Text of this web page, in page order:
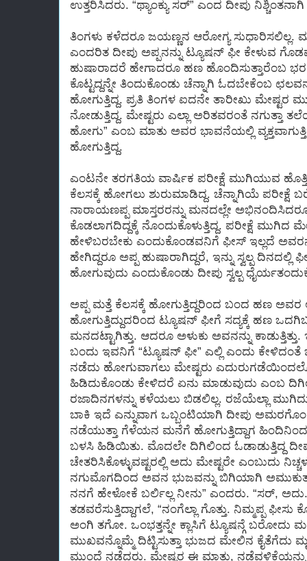
ಉತ್ತರಿಸಿದರು. “ಥ್ಯಾಂಕ್ಯು ಸರ್” ಎಂದ ದೀಪು
ತಿಂಗಳು ಕಳೆದರೂ ಜಯಣ್ಣನ ಆರೋಗ್ಯ ಸುಧಾರಿಸಲಿಲ್ಲ.
ಎಂದರಿತ ದೀಪು ಅಪ್ಪನನ್ನು ಟ್ಯೂಷನ್ ಫೀ ಕೇಳುವ
ಹುಷಾರಾದರೆ ಹೇಗಾದರೂ ಹಣ ಹೊಂದಿಸುತ್ತಾರೆಂಬ
ಕೊಟ್ಟದ್ದನ್ನೇ ತಿಂದುಕೊಂಡು ಚೆನ್ನಾಗಿ ಓದಬೇಕೆಂಬ
ಹೋಗುತ್ತಿದ್ದ. ಪ್ರತಿ ತಿಂಗಳ ಐದನೇ ತಾರೀಖು
ನೋಡುತ್ತಿದ್ದ. ಮೇಷ್ಟರು ಎಲ್ಲಾ ಅರಿತವರಂತೆ ನಗುತ್ತಾ
ಹೋಗು” ಎಂಬ ಮಾತು ಅವರ ಭಾವನೆಯಲ್ಲಿ
ಹೋಗುತ್ತಿದ್ದ.
ಎಂಟನೇ ತರಗತಿಯ ವಾರ್ಷಿಕ ಪರೀಕ್ಷೆ ಮುಗಿಯುವ
ಕೆಲಸಕ್ಕೆ ಹೋಗಲು ಶುರುಮಾಡಿದ್ದ. ಚೆನ್ನಾಗಿಯೆ ಪರೀಕ್ಷೆ
ನಾರಾಯಣಪ್ಪ ಮಾಸ್ತರರನ್ನು ಮನದಲ್ಲೇ
ಕೊಡಲಾಗದಿದ್ದಕ್ಕೆ ನೊಂದುಕೊಳುತ್ತಿದ್ದ. ಪರೀಕ್ಷೆ ಮುಗಿದ
ಹೇಳಿಬರಬೇಕು ಎಂದುಕೊಂಡವನಿಗೆ ಫೀಸ್ ಇಲ್ಲದೆ
ಹೇಗಿದ್ದರೂ ಅಪ್ಪ ಹುಷಾರಾಗಿದ್ದರೆ, ಇನ್ನು ಸ್ವಲ್ಪ ದಿನದಲ್ಲಿ
ಹೋಗುವುದು ಎಂದುಕೊಂಡು ದೀಪು ಸ್ವಲ್ಪ
ಅಪ್ಪ ಮತ್ತೆ ಕೆಲಸಕ್ಕೆ ಹೋಗುತ್ತಿದ್ದರಿಂದ ಬಂದ ಹಣ
ಹೋಗುತ್ತಿದ್ದುದರಿಂದ ಟ್ಯೂಷನ್ ಫೀಗೆ ಸದ್ಯಕ್ಕೆ ಹಣ
ಮನದಟ್ಟಾಗಿತ್ತು. ಆದರೂ ಅಳುಕು ಅವನನ್ನು
ಬಂದು ಇವನಿಗೆ “ಟ್ಯೂಷನ್ ಫೀ” ಎಲ್ಲಿ ಎಂದು ಕೇಳಿದಂತೆ
ನಡೆದು ಹೋಗುವಾಗಲು ಮೇಷ್ಟರು
ಹಿಡಿದುಕೊಂಡು ಕೇಳಿದರೆ ಏನು ಮಾಡುವುದು ಎಂಬ
ರಜಾದಿನಗಳನ್ನು ಕಳೆಯಲು ಬಿಡಲಿಲ್ಲ. ರಜೆಯೆಲ್ಲಾ
ಬಾಕಿ ಇದೆ ಎನ್ನುವಾಗ ಒಬ್ಬಂಟಿಯಾಗಿ ದೀಪು
ನಡೆಯುತ್ತಾ ಗೆಳೆಯನ ಮನೆಗೆ ಹೋಗುತ್ತಿದ್ದಾಗ ಹಿಂದಿನಿಂದ
ಬಳಸಿ ಹಿಡಿಯಿತು. ಮೊದಲೇ ದಿಗಿಲಿಂದ ಓಡಾಡುತ್ತಿದ್ದ
ಚೇತರಿಸಿಕೊಳ್ಳುವಷ್ಟರಲ್ಲಿ ಅದು ಮೇಷ್ಟರೇ ಎಂಬುದು
ನಗುಮೊಗದಿಂದ ಅವನ ಭುಜವನ್ನು ಬಿಗಿಯಾಗಿ
ನನಗೆ ಹೇಳೋಕೆ ಬರ್ಲಿಲ್ಲ ನೀನು” ಎಂದರು. “ಸರ್,
ತಡವರೆಸುತ್ತಿದ್ದಾಗಲೆ, “ನಂಗೆಲ್ಲಾ ಗೊತ್ತು. ನಿಮ್ಮಪ್ಪ
ಅಂಗಿ ತಗೋ. ಒಂಭತ್ತನ್ನೇ ಕ್ಲಾಸಿಗೆ ಟ್ಯೂಷನ್ಗೆ ಬರೋದು
ಮುಖವನ್ನೊಮ್ಮೆ ದಿಟ್ಟಿಸುತ್ತಾ ಭುಜದ ಮೇಲಿನ ಕೈತೆಗೆದು
ಮುಂದೆ ನಡೆದರು. ಮೇಷ್ಟರ ಈ ಮಾತು, ನಡೆವಳಿಕೆಯನ್ನು